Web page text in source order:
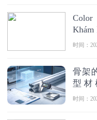
Color
Khám
时间：
骨架
型材
时间：